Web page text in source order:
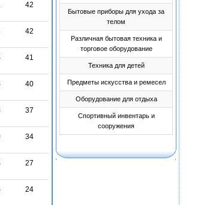
42
42
41
40
37
34
27
24
Бытовые приборы для ухода за
телом
Различная бытовая техника и
торговое оборудование
Техника для детей
Предметы искусства и ремесел
Оборудование для отдыха
Спортивный инвентарь и
сооружения